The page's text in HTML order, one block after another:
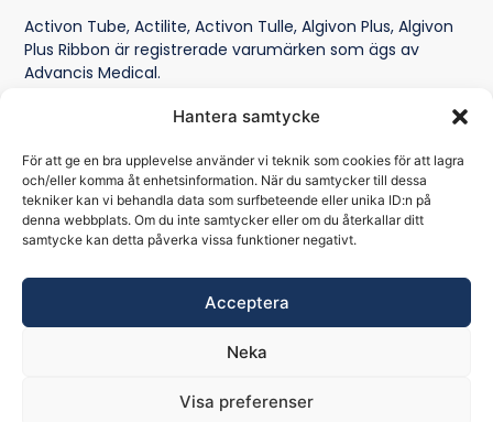
Hantera samtycke
För att ge en bra upplevelse använder vi teknik som cookies för att lagra
och/eller komma åt enhetsinformation. När du samtycker till dessa
tekniker kan vi behandla data som surfbeteende eller unika ID:n på
denna webbplats. Om du inte samtycker eller om du återkallar ditt
samtycke kan detta påverka vissa funktioner negativt.
Acceptera
Neka
Visa preferenser
Activon Tube,Actilite,Activon Tulle,Algivon Plus,Algivon
Plus Ribbon är registrerade varumärken som ägs av
Advancis Medical.
Distributör av Activon i Norden:MEDFOUR AB | Org.nr
559008-9024 | info@medfour.se | +46 (0) 8-122 014 20 |
www.medfour.se
produkter inom sårbehandling, vardagshälsa och
medicinteknik. Våra varumärkenMGO Manukahonung
behandling av alla typer av sår,
öronspray som tar bort vaxpropp och öronvax,